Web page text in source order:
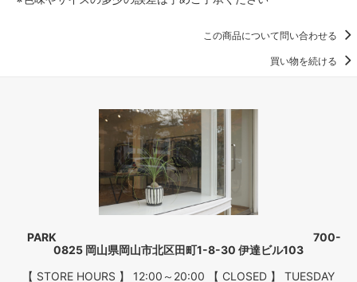
この商品について問い合わせる
買い物を続ける
PARK 700-
0825 岡山県岡山市北区田町1-8-30 伊達ビル103
【 STORE HOURS 】 12:00～20:00 【 CLOSED 】 TUESDAY